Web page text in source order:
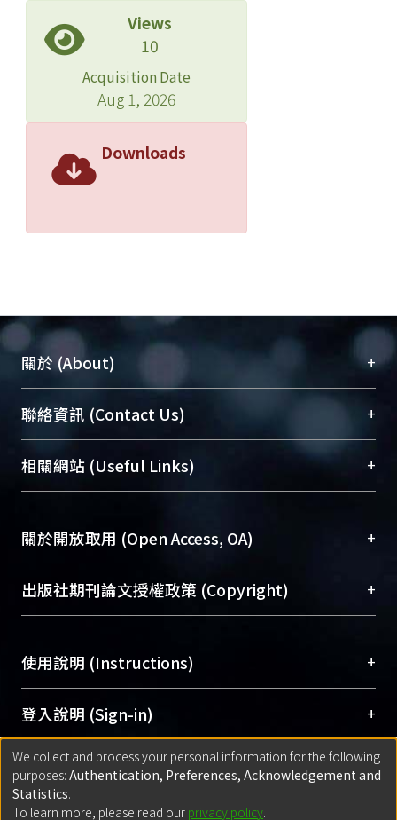
Views
10
Acquisition Date
Aug 1, 2026
Downloads
關於 (About) +
臺大位居世界頂尖大學之列，為永久珍藏及向國際
展現本校豐碩的研究成果及學術能量，圖書館整合
機構典藏（NTUR）與學術庫（AH）不同功能平
台，成為臺大學術典藏NTU scholars。期能整合研
成果。
To permanently archive and promote researcher
profiles and scholarly works, Library integrates the
services of “NTU Repository” with “Academic
聯絡資訊 (Contact Us) +
總館學科館員(Main Library)
醫學圖書館學科館員(Medical Library)
Sciences Library)
相關網站 (Useful Links) +
關於開放取用 (Open Access, OA) +
開放取用是從使用者角度提升資訊取用性的社會運
動，應用在學術研究上是透過將研究著作公開供使
用逐年攀升。同時可加速研究發展、提升研究影響
Archive）平台。 （點選深入了解OA）
出版社期刊論文授權政策 (Copyright) +
含部分內容的版權非匯入者所有，或由第三方贊
助與合作完成，請確認該版權所有者及第三方同
意提供此授權。
Please represent that the submission is your
original work, and that you have the right to
grant the rights to upload.
若欲上傳已出版的全文電子檔，可使用
使用說明 (Instructions) +
網站簡介(Quickstart Guide)
使用手冊(Instruction Manual)
線上預約服務(Booking Service)
登入說明 (Sign-in) +
方案一：臺灣大學計算機中心帳號登入
(With C&INC Email Account)
方案二：ORCID帳號登入(With ORCID)
匯入著作 (Submission) +
We collect and process your personal information for the following
purposes: Authentication, Preferences, Acknowledgement and
Statistics.
To learn more, please read our privacy policy.